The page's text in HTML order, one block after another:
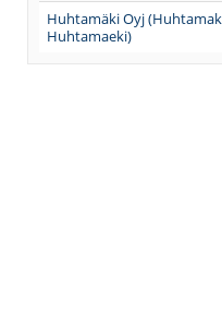
Huhtamäki Oyj
Huhtamaeki)